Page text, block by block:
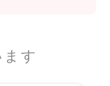
す